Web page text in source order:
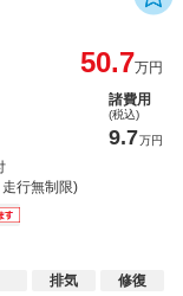
50.7万円
諸費用
(税込)
9.7万円
行無制限)
排気
修復